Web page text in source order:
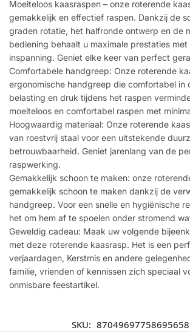
Moeiteloos kaasraspen – onze roterende
gemakkelijk en effectief raspen. Dankzij de
graden rotatie, het halfronde ontwerp en de
bediening behaalt u maximale prestaties met
inspanning. Geniet elke keer van perfect
Comfortabele handgreep: Onze roterende
ergonomische handgreep die comfortabel in
belasting en druk tijdens het raspen
moeiteloos en comfortabel raspen met
Hoogwaardig materiaal: Onze roterende
van roestvrij staal voor een uitstekende
betrouwbaarheid. Geniet jarenlang van de
raspwerking.
Gemakkelijk schoon te maken: onze
gemakkelijk schoon te maken dankzij de
handgreep. Voor een snelle en hygiënische
het om hem af te spoelen onder stromend
Geweldig cadeau: Maak uw volgende
met deze roterende kaasrasp. Het is een
verjaardagen, Kerstmis en andere
familie, vrienden of kennissen zich speciaal
onmisbare feestartikel.
SKU: